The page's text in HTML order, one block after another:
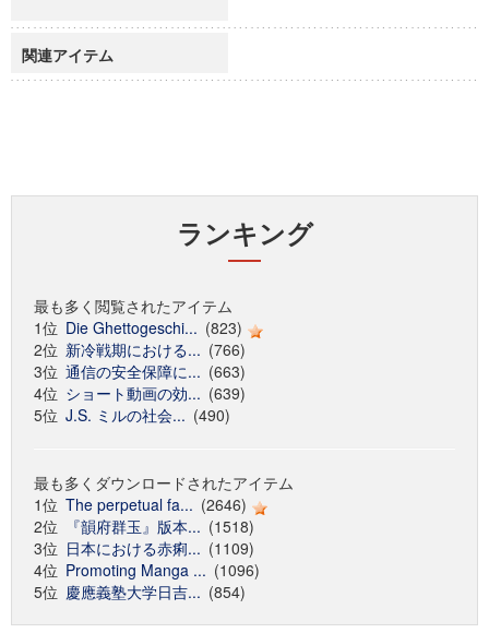
関連アイテム
ランキング
最も多く閲覧されたアイテム
1位 Die Ghettogeschi... (823)
2位 新冷戦期における... (766)
3位 通信の安全保障に... (663)
4位 ショート動画の効... (639)
5位 J.S. ミルの社会... (490)
最も多くダウンロードされたアイテム
1位 The perpetual fa... (2646)
2位
『韻府群玉』版本... (1518)
3位 日本における赤痢... (1109)
4位 Promoting Manga ... (1096)
5位 慶應義塾大学日吉... (854)